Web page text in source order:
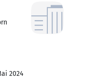
2024